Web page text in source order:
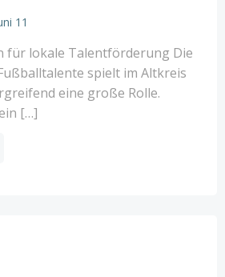
11
für lokale Talentförderung Die
spielt im Altkreis
eine große Rolle.
[…]